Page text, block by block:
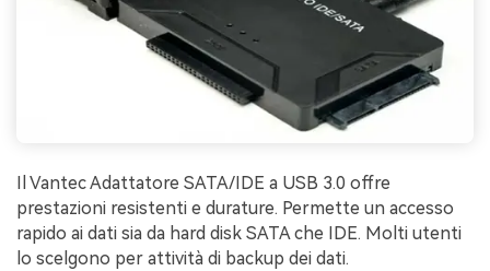
Il Vantec Adattatore SATA/IDE a USB 3.0 offre
prestazioni resistenti e durature. Permette un accesso
rapido ai dati sia da hard disk SATA che IDE. Molti utenti
lo scelgono per attività di backup dei dati.